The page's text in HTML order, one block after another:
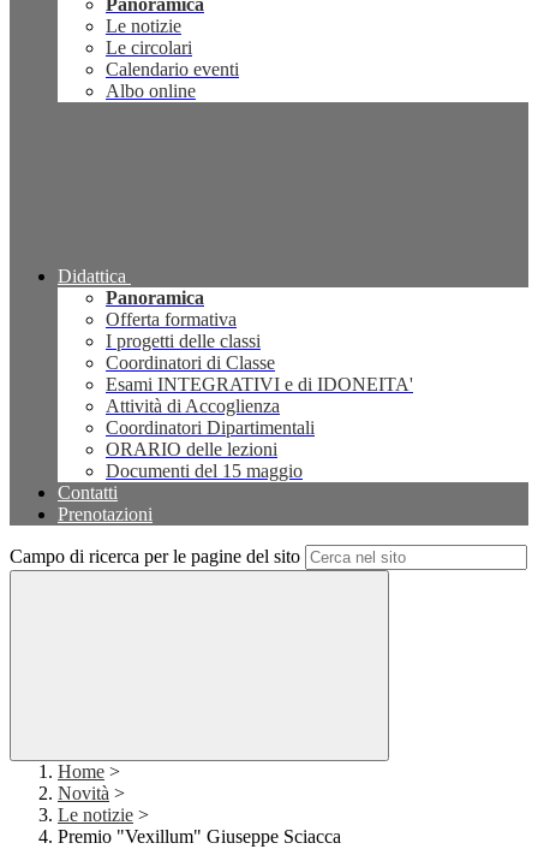
Panoramica
Le notizie
Le circolari
Calendario eventi
Albo online
Didattica
Panoramica
Offerta formativa
I progetti delle classi
Coordinatori di Classe
Esami INTEGRATIVI e di IDONEITA'
Attività di Accoglienza
Coordinatori Dipartimentali
ORARIO delle lezioni
Documenti del 15 maggio
Contatti
Prenotazioni
Campo di ricerca per le pagine del sito
Home >
Novità >
Le notizie >
Premio "Vexillum" Giuseppe Sciacca